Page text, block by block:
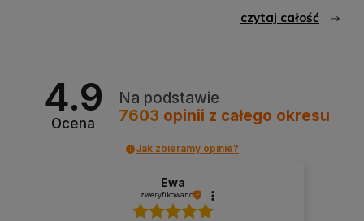
czytaj całość
4.9
Ocena
Na podstawie
7603 opinii z całego okresu
Jak zbieramy opinie?
Ewa
zweryfikowano